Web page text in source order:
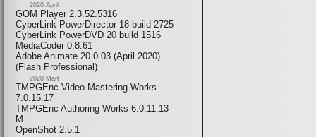
2020 April
GOM Player 2.3.52.5316
CyberLink PowerDirector 18 build 2725
CyberLink PowerDVD 20 build 1516
MediaCoder 0.8.61
Adobe Animate 20.0.03 (April 2020)
(Flash Professional)
2020 Mart
TMPGEnc Video Mastering Works
7.0.15.17
TMPGEnc Authoring Works 6.0.11.13
M
OpenShot 2.5,1